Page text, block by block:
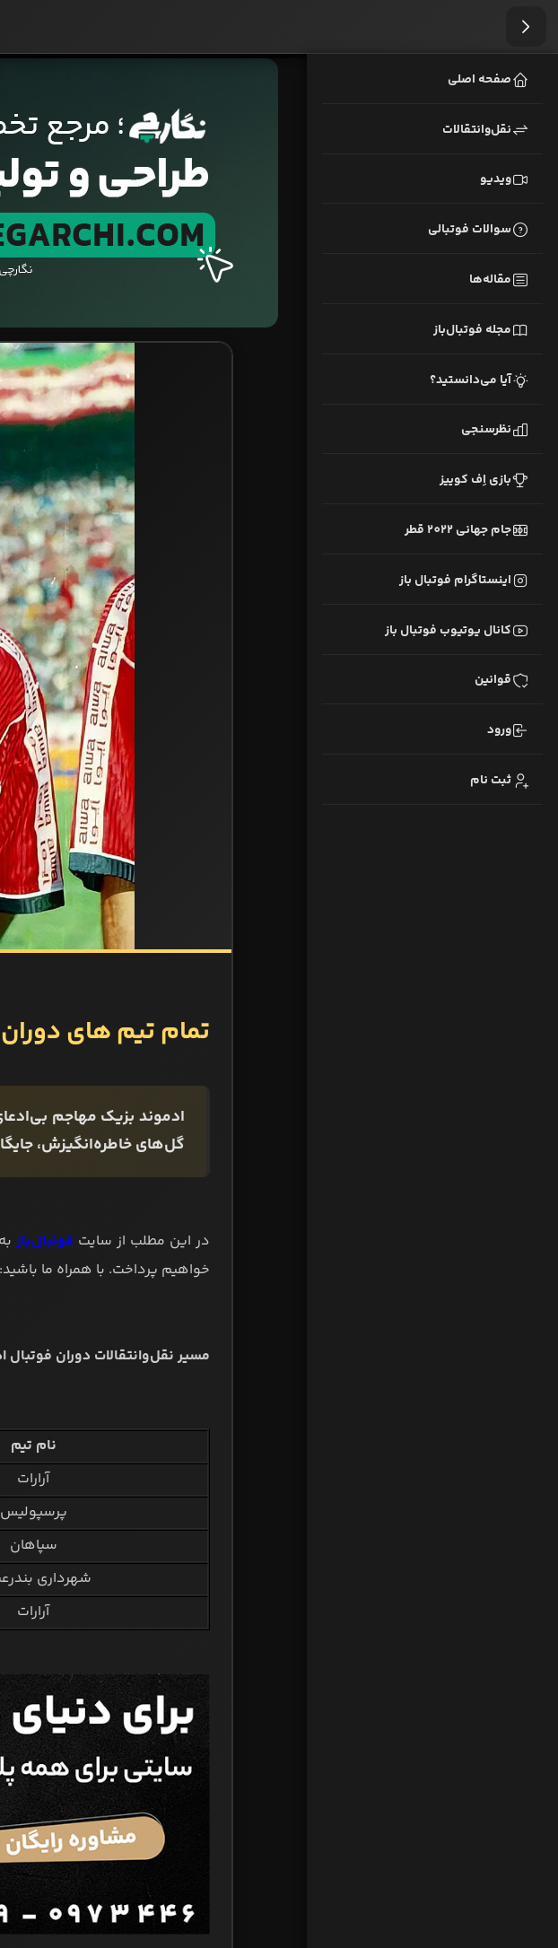
صفحه اصلی
نقل‌وانتقالات
ویدیو
سوالات فوتبالی
مقاله‌ها
مجله فوتبال‌باز
آیا می‌دانستید؟
نظرسنجی
بازی اِف کوییز
جام جهانی 2022 قطر
اینستاگرام فوتبال باز
کانال یوتیوب فوتبال باز
قوانین
ورود
ثبت نام
تمام تیم های
ادموند بزیک مهاجم
گل‌های خاطره‌انگیزش،
در این مطلب از سایت فوتبال‌باز
خواهیم پرداخت. با همراه ما باشید:
مسیر نقل‌وانتقالات دوران فوتبال
نام تیم
آرارات
پرسپولیس
سپاهان
شهرداری
آرارات